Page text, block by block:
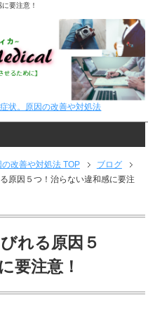
要注意！
状。原因の改善や対処法
改善や対処法 TOP
ブログ
原因５つ！治らない違和感に要注
れる原因５
要注意！